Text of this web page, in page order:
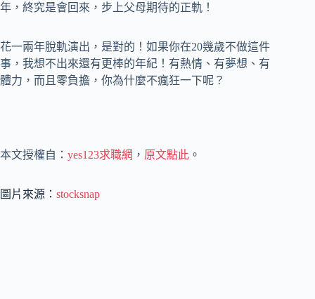
年，終究是會回來，步上父母期待的正軌！
花一兩年脫軌演出，是對的！如果你在20幾歲不做這件
事，我想不出來還有更棒的年紀！有熱情、有夢想、有
體力，而且零負擔，你為什麼不瘋狂一下呢？
本文授權自： yes123求職網 ， 原文點此 。
圖片來源： stocksnap